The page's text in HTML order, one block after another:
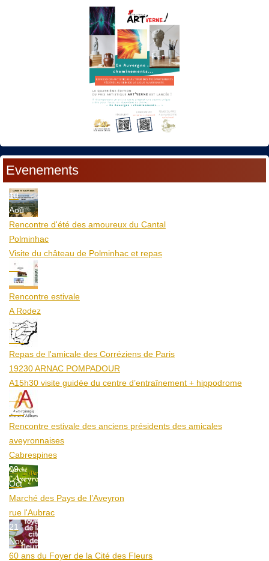
Evenements
10
Aoû
Rencontre d'été des amoureux du Cantal
Polminhac
Visite du château de Polminhac et repas
12
Aoû
Rencontre estivale
A Rodez
23
Aoû
Repas de l'amicale des Corréziens de Paris
19230 ARNAC POMPADOUR
A15h30 visite guidée du centre d’entraînement + hippodrome
25
Aoû
Rencontre estivale des anciens présidents des amicales
aveyronnaises
Cabrespines
09
Oct
Marché des Pays de l’Aveyron
rue l'Aubrac
21
Nov
60 ans du Foyer de la Cité des Fleurs